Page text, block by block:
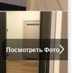
Посмотреть Фото